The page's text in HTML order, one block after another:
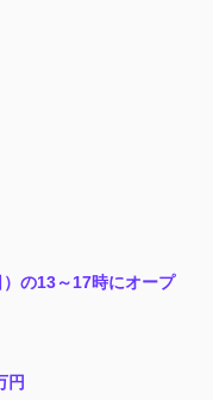
の13～17時にオープ
円